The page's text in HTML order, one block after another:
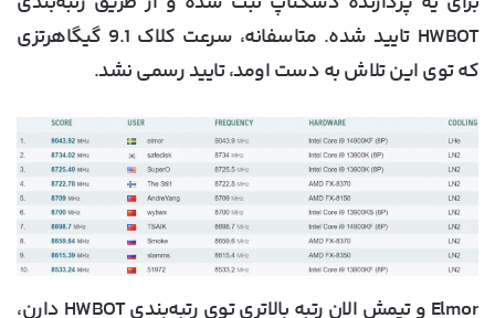
HWBOT تایید شده. متاسفانه، سرعت کلاک 9.1 گیگاهرتزی
که توی این تلاش به دست اومد، تایید رسمی نشد.
Elmor و تیمش الان رتبه بالاتری توی رتبه‌بندی HWBOT دارن،